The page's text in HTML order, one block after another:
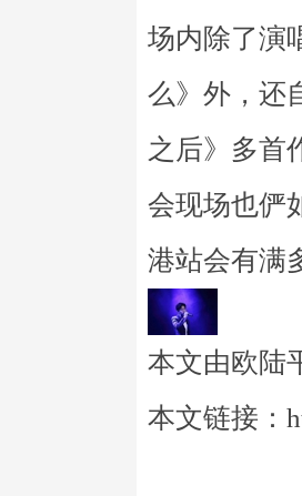
场内除了演
么》外，还
之后》多首
会现场也俨
港站会有满
本文由欧陆
本文链接：